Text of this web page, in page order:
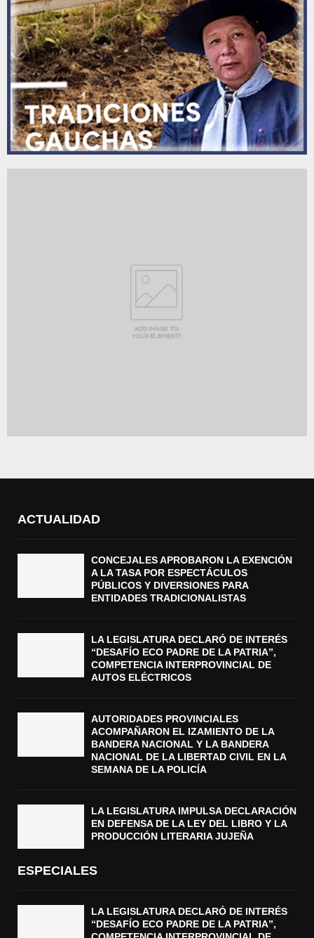
ACTUALIDAD
CONCEJALES APROBARON LA EXENCIÓN
A LA TASA POR ESPECTÁCULOS
PÚBLICOS Y DIVERSIONES PARA
ENTIDADES TRADICIONALISTAS
LA LEGISLATURA DECLARÓ DE INTERÉS
“DESAFÍO ECO PADRE DE LA PATRIA”,
COMPETENCIA INTERPROVINCIAL DE
AUTOS ELÉCTRICOS
AUTORIDADES PROVINCIALES
ACOMPAÑARON EL IZAMIENTO DE LA
BANDERA NACIONAL Y LA BANDERA
NACIONAL DE LA LIBERTAD CIVIL EN LA
SEMANA DE LA POLICÍA
LA LEGISLATURA IMPULSA DECLARACIÓN
EN DEFENSA DE LA LEY DEL LIBRO Y LA
PRODUCCIÓN LITERARIA JUJEÑA
ESPECIALES
LA LEGISLATURA DECLARÓ DE INTERÉS
“DESAFÍO ECO PADRE DE LA PATRIA”,